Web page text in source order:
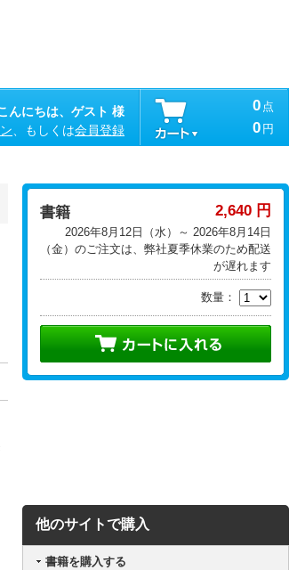
んにちは、ゲスト 様
、もしくは会員登録
0 点
0 円
書籍 2,640 円
2026年8月12日（水）～ 2026年8月14日
（金）のご注文は、弊社夏季休業のため配送
が遅れます
数量：
他のサイトで購入
書籍を購入する